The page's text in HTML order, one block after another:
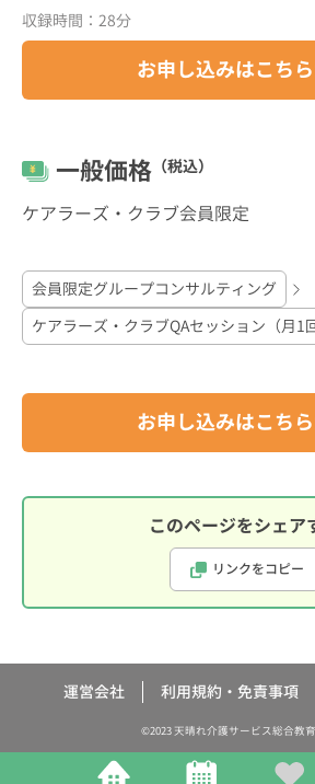
収録時間：28分
お申し込みはこち
一般価格 （税込）
ケアラーズ・クラブ会員限定
会員限定グループコンサルティング
ケアラーズ・クラブQAセッション（月1回
お申し込みはこち
このページをシェア
リンクをコピー
運営会社 利用規約・免責事項
©2023 天晴れ介護サービス総合教